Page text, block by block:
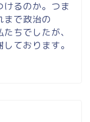
るのか。つま
まで政治の
ちでしたが、
ております。